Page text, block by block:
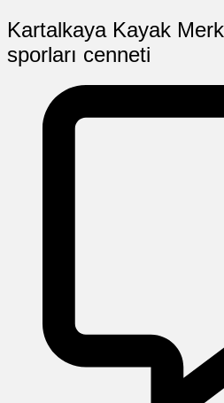
Kartalkaya Kayak
sporları cenneti